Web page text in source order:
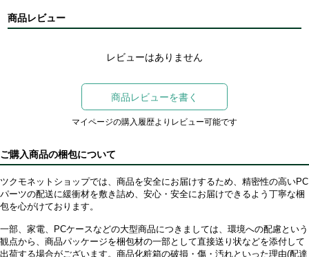
商品レビュー
レビューはありません
商品レビューを書く
マイページの購入履歴よりレビュー可能です
ご購入商品の梱包について
ツクモネットショップでは、商品を安全にお届けするため、精密性の高いPC
パーツの配送に緩衝材を敷き詰め、安心・安全にお届けできるよう丁寧な梱
包を心がけております。
一部、家電、PCケースなどの大型商品につきましては、環境への配慮という
観点から、商品パッケージを梱包材の一部として直接送り状などを添付して
出荷する場合がございます。商品化粧箱の破損・傷・汚れといった理由(配達